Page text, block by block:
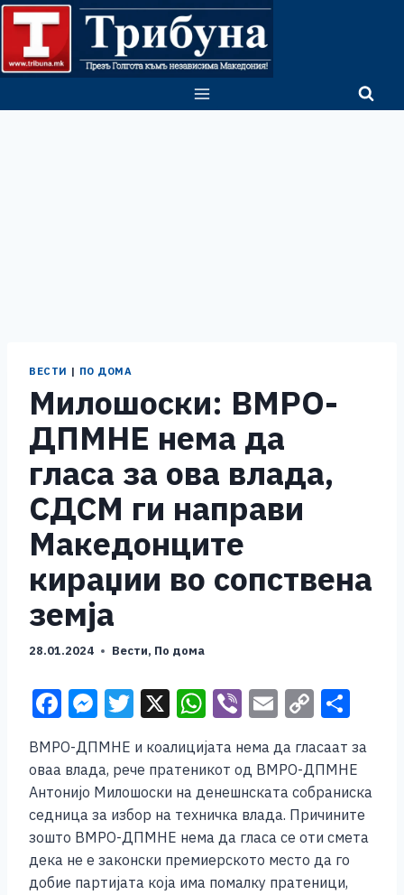
Skip
content
ВЕСТИ | ПО ДОМА
Милошоски: ВМРО-
ДПМНЕ нема да
гласа за ова влада,
СДСМ ги направи
Македонците
кираџии во сопствена
земја
28.01.2024 Вести, По дома
F
a
c
e
b
o
o
M
e
ss
e
n
g
er
T
tt
er
X W
h
at
s
A
p
p
Vi
er
E
ai
l
C
p
y
Li
n
k
ar
e
ВМРО-ДПМНЕ и коалицијата нема да гласаат за
оваа влада, рече пратеникот од ВМРО-ДПМНЕ
Антонијо Милошоски на денешнската собраниска
седница за избор на техничка влада. Причините
зошто ВМРО-ДПМНЕ нема да гласа се оти смета
дека не е законски премиерското место да го
добие партијата која има помалку пратеници,